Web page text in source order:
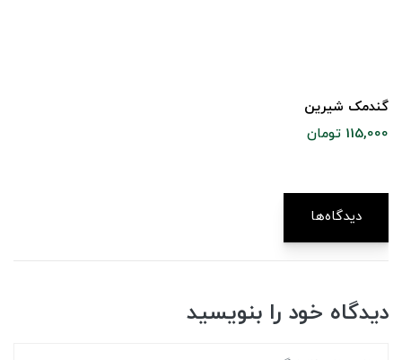
گندمک شیرین
115,000 تومان
دیدگاه‌ها
دیدگاه خود را بنویسید